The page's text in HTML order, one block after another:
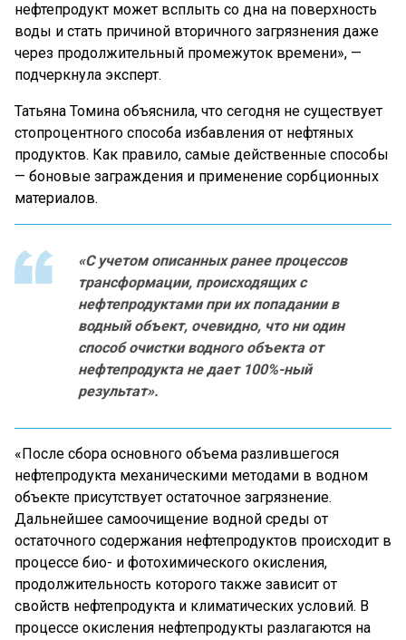
нефтепродукт может всплыть со дна на поверхность
воды и стать причиной вторичного загрязнения даже
через продолжительный промежуток времени», —
подчеркнула эксперт.
Татьяна Томина объяснила, что сегодня не существует
стопроцентного способа избавления от нефтяных
продуктов. Как правило, самые действенные способы
— боновые заграждения и применение сорбционных
материалов.
«С учетом описанных ранее процессов
трансформации, происходящих с
нефтепродуктами при их попадании в
водный объект, очевидно, что ни один
способ очистки водного объекта от
нефтепродукта не дает 100%-ный
результат».
«После сбора основного объема разлившегося
нефтепродукта механическими методами в водном
объекте присутствует остаточное загрязнение.
Дальнейшее самоочищение водной среды от
остаточного содержания нефтепродуктов происходит в
процессе био- и фотохимического окисления,
продолжительность которого также зависит от
свойств нефтепродукта и климатических условий. В
процессе окисления нефтепродукты разлагаются на